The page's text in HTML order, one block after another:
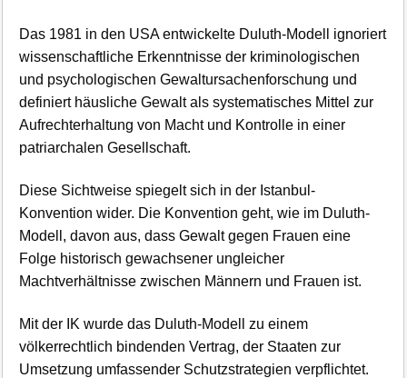
Das 1981 in den USA entwickelte Duluth-Modell ignoriert
wissenschaftliche Erkenntnisse der kriminologischen
und psychologischen Gewaltursachenforschung und
definiert häusliche Gewalt als systematisches Mittel zur
Aufrechterhaltung von Macht und Kontrolle in einer
patriarchalen Gesellschaft.
Diese Sichtweise spiegelt sich in der Istanbul-
Konvention wider. Die Konvention geht, wie im Duluth-
Modell, davon aus, dass Gewalt gegen Frauen eine
Folge historisch gewachsener ungleicher
Machtverhältnisse zwischen Männern und Frauen ist.
Mit der IK wurde das Duluth-Modell zu einem
völkerrechtlich bindenden Vertrag, der Staaten zur
Umsetzung umfassender Schutzstrategien verpflichtet.